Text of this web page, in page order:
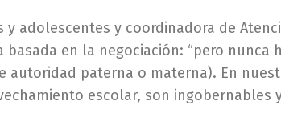
adolescentes y coordinadora de
en la negociación: “pero
autoridad paterna o materna). En
escolar, son ingobernables